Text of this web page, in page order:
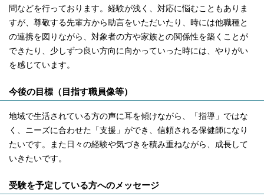
問などを行っております。経験が浅く、対応に悩むこともありま
すが、尊敬する先輩方から助言をいただいたり、時には他職種と
の連携を図りながら、対象者の方や家族との関係性を築くことが
できたり、少しずつ良い方向に向かっていった時には、やりがい
を感じています。
今後の目標（目指す職員像等）
地域で生活されている方の声に耳を傾けながら、「指導」ではな
く、ニーズに合わせた「支援」ができ、信頼される保健師になり
たいです。また日々の経験や気づきを積み重ねながら、成長して
いきたいです。
受験を予定している方へのメッセージ